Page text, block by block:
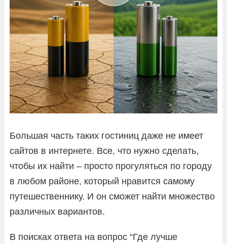
Большая часть таких гостиниц даже не имеет
сайтов в интернете. Все, что нужно сделать,
чтобы их найти – просто прогуляться по городу
в любом районе, который нравится самому
путешественнику. И он сможет найти множество
различных вариантов.
В поисках ответа на вопрос “Где лучше